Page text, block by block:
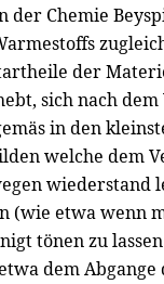
der Chemie
der
sich nach
in den
welche dem
wiederstand
(wie etwa wenn
tönen zu
dem Abgange